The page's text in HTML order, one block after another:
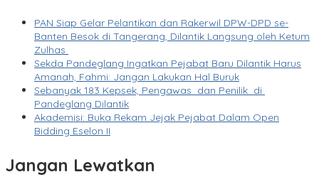
PAN Siap Gelar Pelantikan dan Rakerwil DPW-DPD se-
Banten Besok di Tangerang, Dilantik Langsung oleh Ketum
Zulhas
Sekda Pandeglang Ingatkan Pejabat Baru Dilantik Harus
Amanah, Fahmi: Jangan Lakukan Hal Buruk
Sebanyak 183 Kepsek, Pengawas dan Penilik di
Pandeglang Dilantik
Akademisi: Buka Rekam Jejak Pejabat Dalam Open
Bidding Eselon II
Jangan Lewatkan